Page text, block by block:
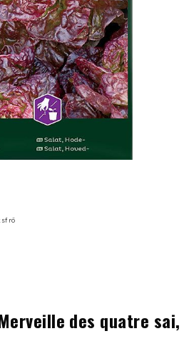
des quatre sai,